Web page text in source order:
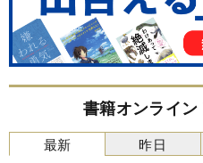
書籍オンライ
最新 昨日